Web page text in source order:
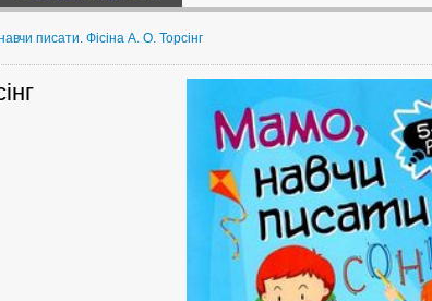
писати. Фісіна А. О. Торсінг